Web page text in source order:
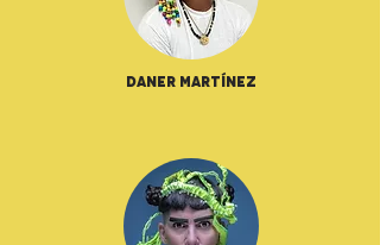
Daner Martínez